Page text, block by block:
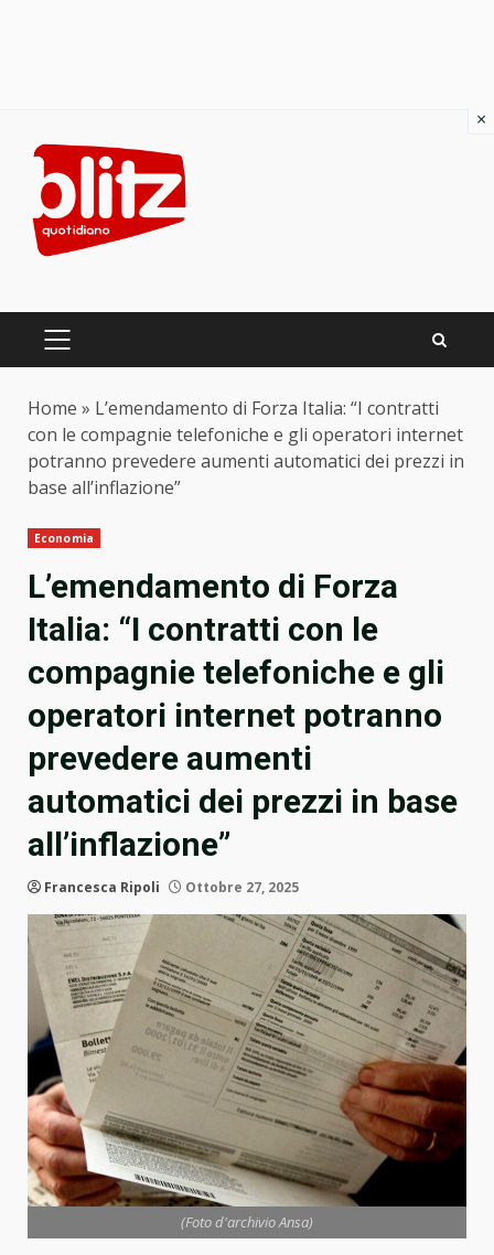
content
PRIMARY
Home » L’emendamento di Forza Italia: “I contratti
con le compagnie telefoniche e gli operatori internet
potranno prevedere aumenti automatici dei prezzi in
base all’inflazione”
Economia
L’emendamento di Forza
Italia: “I contratti con le
compagnie telefoniche e gli
operatori internet potranno
prevedere aumenti
automatici dei prezzi in base
all’inflazione”
Francesca Ripoli Ottobre 27, 2025
(Foto d'archivio Ansa)
×